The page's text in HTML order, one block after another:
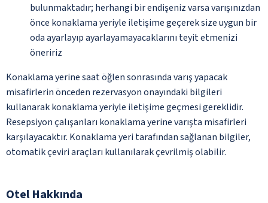
bulunmaktadır; herhangi bir endişeniz varsa varışınızdan
önce konaklama yeriyle iletişime geçerek size uygun bir
oda ayarlayıp ayarlayamayacaklarını teyit etmenizi
öneririz
Konaklama yerine saat öğlen sonrasında varış yapacak
misafirlerin önceden rezervasyon onayındaki bilgileri
kullanarak konaklama yeriyle iletişime geçmesi gereklidir.
Resepsiyon çalışanları konaklama yerine varışta misafirleri
karşılayacaktır. Konaklama yeri tarafından sağlanan bilgiler,
otomatik çeviri araçları kullanılarak çevrilmiş olabilir.
Otel Hakkında